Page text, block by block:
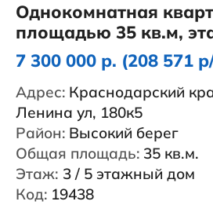
Однокомнатная
площадью 35 кв.м,
7 300 000 р. (208 571
Адрес: Краснодарский
Ленина ул, 180к5
Район: Высокий берег
Общая площадь: 35 кв.м.
Этаж: 3 / 5 этажный дом
Код: 19438